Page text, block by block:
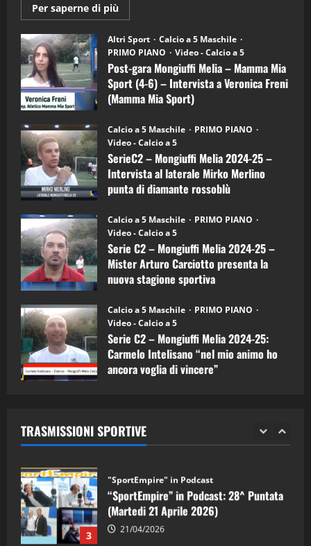
Per saperne di più
informazioni
Post-
gara
Mongiuffi
Melia
–
Mamma
Mia
Sport
6)
–
Intervista
a
mister
Arturo
Carciotto
(Mongiuffi
Altri Sport
Calcio a 5 Maschile
PRIMO PIANO
Video - Calcio a 5
Post-gara Mongiuffi Melia – Mamma Mia
Sport (4-6) – Intervista a Veronica Freni
(Mamma Mia Sport)
Calcio a 5 Maschile
PRIMO PIANO
Video - Calcio a 5
SerieC2 – Mongiuffi Melia 2024-25 –
Intervista al laterale Mirko Merlino
punta di diamante rossoblù
Calcio a 5 Maschile
PRIMO PIANO
Video - Calcio a 5
Serie C2 – Mongiuffi Melia 2024-25 –
Mister Arturo Carciotto presenta la
nuova stagione sportiva
Calcio a 5 Maschile
PRIMO PIANO
Video - Calcio a 5
Serie C2 – Mongiuffi Melia 2024-25:
Carmelo Intelisano “nel mio animo ho
ancora voglia di vincere”
TRASMISSIONI SPORTIVE
3
"SportEmpire" in Podcast
“SportEmpire” in Podcast: 28^ Puntata
(Martedi 21 Aprile 2026)
21/04/2026
4
“SportEmpire” in Podcast: 27^ Puntata
(Martedi 14 Aprile 2026)
15/04/2026
5
“SportEmpire” in Podcast: 26^ Puntata
(Martedi 07 Aprile 2026)
08/04/2026
1
“SportEmpire” in Podcast: 30^ Puntata
(Martedi 05 Maggio 2026)
08/05/2026
2 28/04/2026
3
“SportEmpire” in Podcast: 28^ Puntata
(Martedi 21 Aprile 2026)